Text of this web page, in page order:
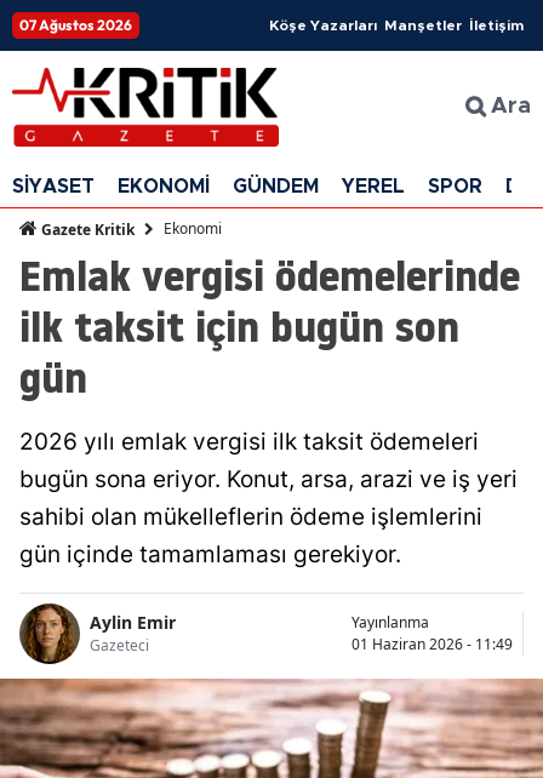
07 Ağustos 2026 Köşe Yazarları Manşetler İletişim
Ara
SİYASET EKONOMİ GÜNDEM YEREL SPOR
Gazete Kritik Ekonomi
Emlak vergisi ödemelerinde
ilk taksit için bugün son
gün
2026 yılı emlak vergisi ilk taksit ödemeleri
bugün sona eriyor. Konut, arsa, arazi ve iş yeri
sahibi olan mükelleflerin ödeme işlemlerini
gün içinde tamamlaması gerekiyor.
Aylin Emir
Gazeteci
Yayınlanma
01 Haziran 2026 - 11:49